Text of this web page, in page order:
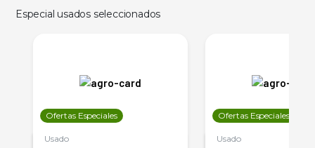
Especial usados seleccionados
Ofertas Especiales
Usado
Ofertas Especiales
Usado